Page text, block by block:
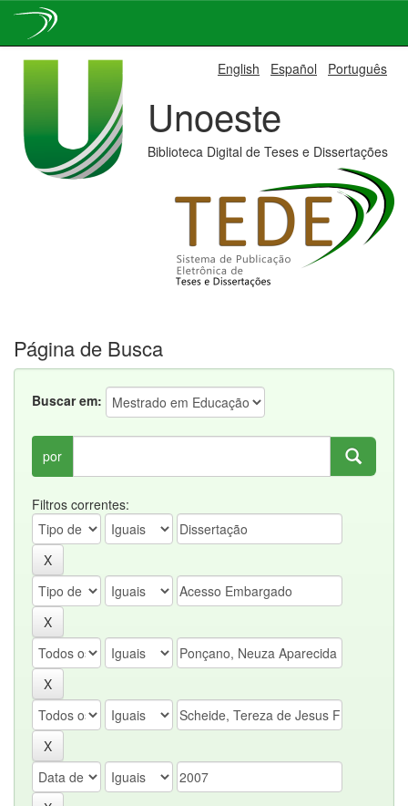
English Español Português
Unoeste
Biblioteca Digital de Teses e Dissertações
Página de Busca
Buscar em:
por
Filtros correntes: